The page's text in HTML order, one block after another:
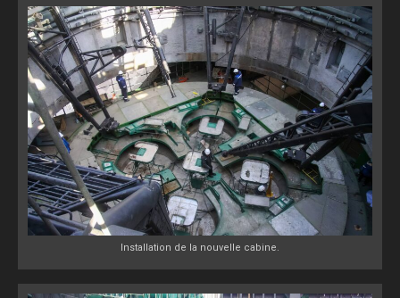
Installation de la nouvelle cabine.